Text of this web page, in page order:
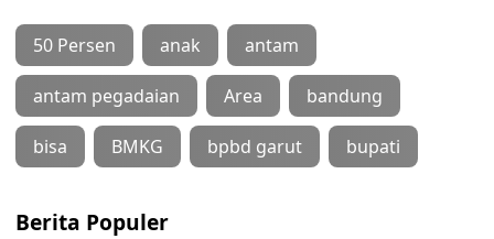
50 Persen anak antam
antam pegadaian Area bandung
bisa BMKG bpbd garut bupati
Berita Populer